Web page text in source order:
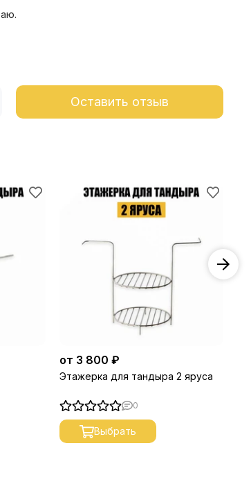
Оставить отзыв
от 3 800 ₽
Этажерка для тандыра 2 яруса
0
Выбрать